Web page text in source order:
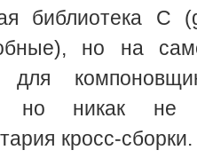
библиотека C
но на
для
но никак не
кросс-сборки.